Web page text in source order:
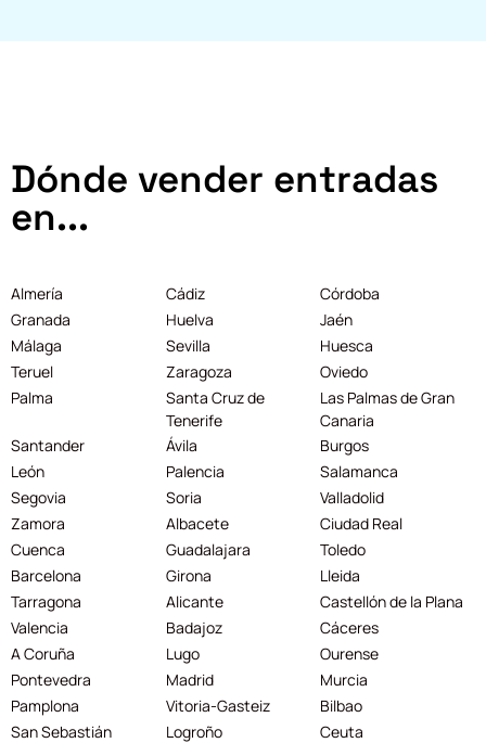
Dónde vender entradas
en...
Almería Cádiz
Córdoba
Granada
Huelva
Jaén
Málaga
Sevilla
Huesca
Teruel
Zaragoza
Oviedo
Palma
Santa Cruz de
Tenerife
Las Palmas de Gran
Canaria
Santander
Ávila
Burgos
León
Palencia
Salamanca
Segovia
Soria
Valladolid
Zamora
Albacete
Ciudad Real
Cuenca
Guadalajara
Toledo
Barcelona
Girona
Lleida
Tarragona
Alicante
Castellón de la Plana
Valencia
Badajoz
Cáceres
A Coruña
Lugo
Ourense
Pontevedra
Madrid
Murcia
Pamplona
Vitoria-Gasteiz
Bilbao
San Sebastián
Logroño
Ceuta